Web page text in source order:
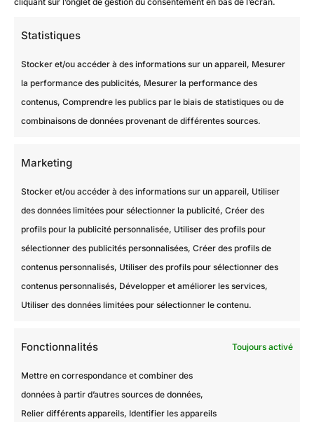
Statistiques
Stocker et/ou accéder à des informations sur un appareil, Mesurer
la performance des publicités, Mesurer la performance des
contenus, Comprendre les publics par le biais de statistiques ou de
combinaisons de données provenant de différentes sources.
Marketing
Stocker et/ou accéder à des informations sur un appareil, Utiliser
des données limitées pour sélectionner la publicité, Créer des
profils pour la publicité personnalisée, Utiliser des profils pour
sélectionner des publicités personnalisées, Créer des profils de
contenus personnalisés, Utiliser des profils pour sélectionner des
contenus personnalisés, Développer et améliorer les services,
Utiliser des données limitées pour sélectionner le contenu.
Fonctionnalités Toujours activé
Mettre en correspondance et combiner des
données à partir d’autres sources de données,
Relier différents appareils, Identifier les appareils